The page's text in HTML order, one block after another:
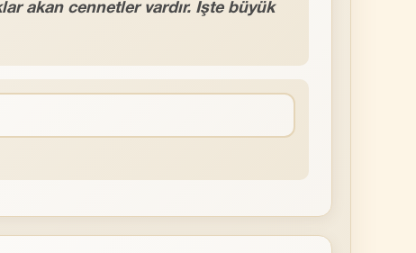
akan cennetler vardır. İşte büyük